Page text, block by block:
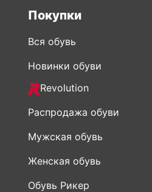
Покупки
Вся обувь
Новинки обуви
Revolution
Распродажа обуви
Мужская обувь
Женская обувь
Обувь Рикер